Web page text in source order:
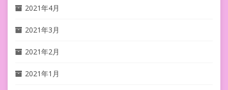
2021年4月
2021年3月
2021年2月
2021年1月